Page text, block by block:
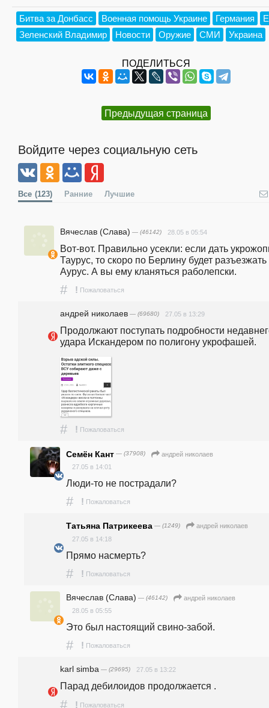
Битва за Донбасс Военная помощь Украине Германия
Зеленский Владимир
Новости Оружие СМИ Украина
ПОДЕЛИТЬСЯ
Предыдущая страница
Войдите через социальную сеть
Все (123) Ранние Лучшие
Вячеслав (Слава) — (46142) 28.05 в 05:54
Вот-вот. Правильно усекли: если дать
Таурус, то скоро по Берлину будет разъезжать
Аурус. А вы ему кланяться раболепски.
# ! Пожаловаться
андpeй николаев — (69680) 27.05 в 13:29
Продолжают поступать подробности
удара Искандером по полигону укрофашей.
# ! Пожаловаться
Семён Кант — (37908)
андpeй николаев
27.05 в 14:01
Люди-то не пострадали?
# ! Пожаловаться
Татьяна Патрикеева — (1249)
андpeй николаев
27.05 в 14:18
Прямо насмерть?
# ! Пожаловаться
Вячеслав (Слава) — (46142)
андpeй николаев
28.05 в 05:55
Это был настоящий свино-забой.
# ! Пожаловаться
karl simba — (29695) 27.05 в 13:22
Парад дебилоидов продолжается .
# ! Пожаловаться